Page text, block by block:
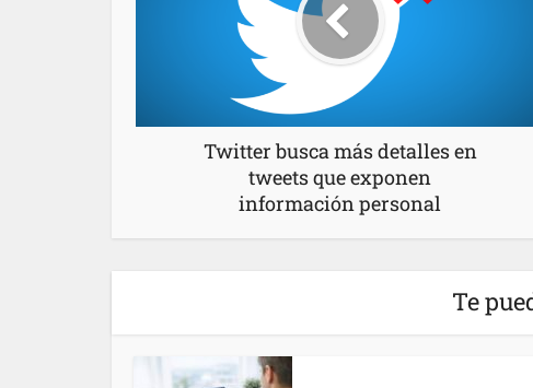
Twitter busca más detalles en
tweets que exponen
información personal
Te